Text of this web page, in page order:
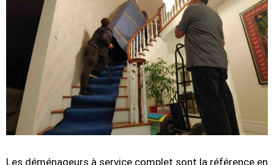
Les déménageurs à service complet sont la référence en